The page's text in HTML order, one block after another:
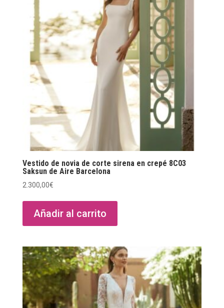
Vestido de novia de corte sirena en crepé 8C03
Saksun de Aire Barcelona
2.300,00€
Añadir al carrito